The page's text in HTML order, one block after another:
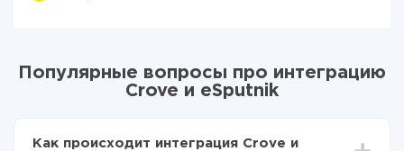
Популярные вопросы про интеграцию
Crove и eSputnik
Как происходит интеграция Crove и